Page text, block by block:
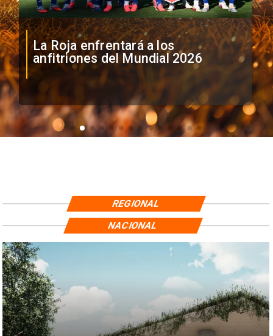
La Roja enfrentará a los
anfitriones del Mundial 2026
REGIONAL
NACIONAL